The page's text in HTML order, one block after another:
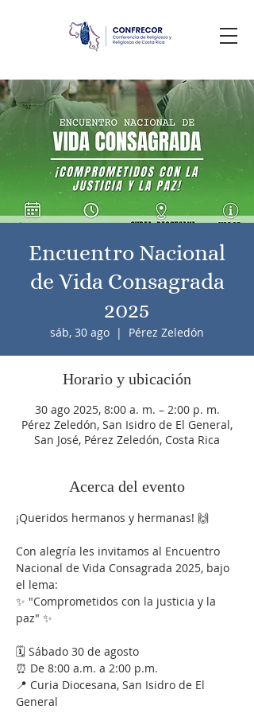
Encuentro Nacional
de Vida Consagrada
2025
sáb, 30 ago
  |
Pérez Zeledón
Horario y ubicación
30 ago 2025, 8:00 a. m. – 2:00 p. m.
Pérez Zeledón, San Isidro de El General,
San José, Pérez Zeledón, Costa Rica
Acerca del evento
¡Queridos hermanos y hermanas! 🙌
Con alegría les invitamos al Encuentro
Nacional de Vida Consagrada 2025, bajo
el lema:
✨ "Comprometidos con la justicia y la
paz" ✨
🗓 Sábado 30 de agosto
⏰ De 8:00 a.m. a 2:00 p.m.
📍 Curia Diocesana, San Isidro de El
General